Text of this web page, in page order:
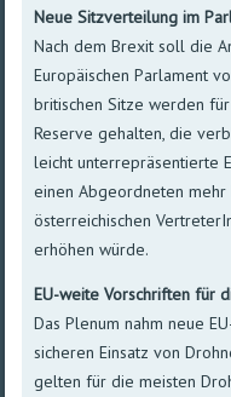
Neue Sitzverteilung im
Nach dem Brexit soll die
Europäischen Parlament
britischen Sitze werden
Reserve gehalten, die
leicht unterrepräsentierte
einen Abgeordneten
österreichischen
erhöhen würde.
EU-weite Vorschriften für
Das Plenum nahm neue
sicheren Einsatz von
gelten für die meisten